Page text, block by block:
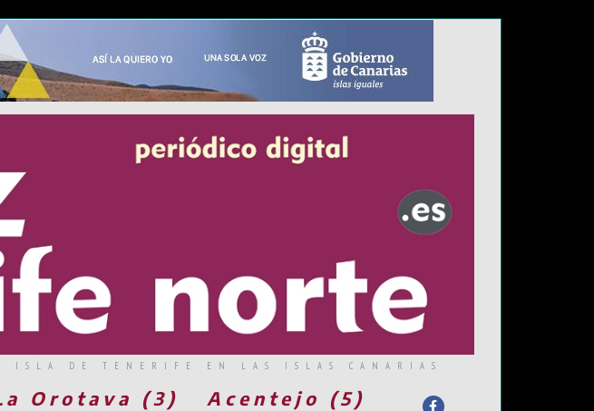
ISLA DE TENERIFE EN LAS ISLAS CANARIAS
Orotava (3)
Acentejo (5)